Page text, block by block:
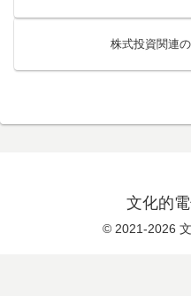
株式投資関連
文化的
© 2021-2026